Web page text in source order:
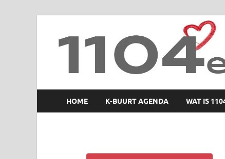
1104 en zo
HOME K-BUURT AGENDA WAT IS